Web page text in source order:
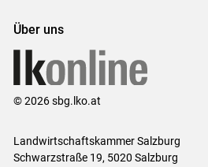
Über uns
© 2026 sbg.lko.at
Landwirtschaftskammer Salzburg
Schwarzstraße 19, 5020 Salzburg